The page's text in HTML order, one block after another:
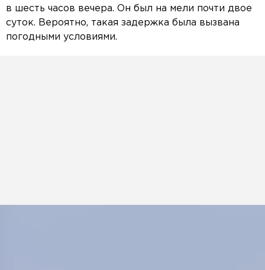
в шесть часов вечера. Он был на мели почти двое
суток. Вероятно, такая задержка была вызвана
погодными условиями.